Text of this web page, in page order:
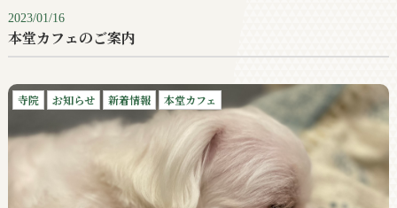
2023/01/16
本堂カフェのご案内
寺院 お知らせ 新着情報 本堂カフェ